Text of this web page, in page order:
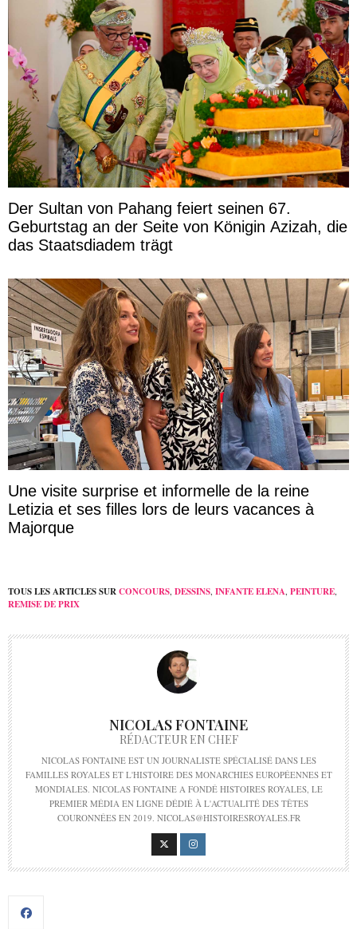
Der Sultan von Pahang feiert seinen 67.
Geburtstag an der Seite von Königin Azizah, die
das Staatsdiadem trägt
Une visite surprise et informelle de la reine
Letizia et ses filles lors de leurs vacances à
Majorque
TOUS LES ARTICLES SURCONCOURS, DESSINS, INFANTE ELENA, PEINTURE,
REMISE DE PRIX
NICOLAS FONTAINE
RÉDACTEUR EN CHEF
NICOLAS FONTAINE EST UN JOURNALISTE SPÉCIALISÉ DANS LES
FAMILLES ROYALES ET L'HISTOIRE DES MONARCHIES EUROPÉENNES ET
MONDIALES. NICOLAS FONTAINE A FONDÉ HISTOIRES ROYALES, LE
PREMIER MÉDIA EN LIGNE DÉDIÉ À L'ACTUALITÉ DES TÊTES
COURONNÉES EN 2019. NICOLAS@HISTOIRESROYALES.FR